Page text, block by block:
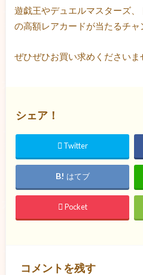
遊戯王やデュエルマスターズ
の高額レアカードが当たるチャ
ぜひぜひお買い求めくださいま
シェア！
Twitter
はてブ
Pocket
コメントを残す